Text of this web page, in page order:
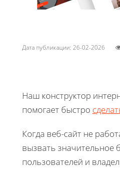
Дата публикации: 26-02-2026
Наш конструктор
помогает быстро
Когда веб-сайт не
вызвать значительное
пользователей и